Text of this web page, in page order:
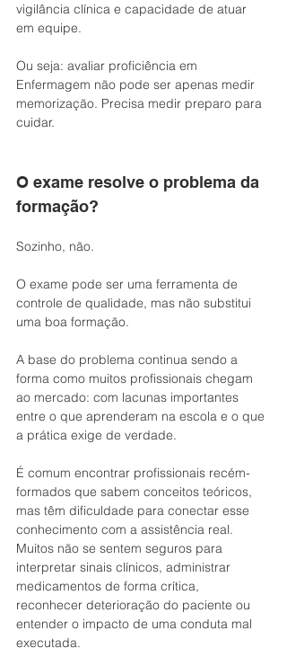
vigilância clínica e capacidade de atuar
em equipe.
Ou seja: avaliar proficiência em
Enfermagem não pode ser apenas medir
memorização. Precisa medir preparo para
cuidar.
O exame resolve o problema da
formação?
Sozinho, não.
O exame pode ser uma ferramenta de
controle de qualidade, mas não substitui
uma boa formação.
A base do problema continua sendo a
forma como muitos profissionais chegam
ao mercado: com lacunas importantes
entre o que aprenderam na escola e o que
a prática exige de verdade.
É comum encontrar profissionais recém-
formados que sabem conceitos teóricos,
mas têm dificuldade para conectar esse
conhecimento com a assistência real.
Muitos não se sentem seguros para
interpretar sinais clínicos, administrar
medicamentos de forma crítica,
reconhecer deterioração do paciente ou
entender o impacto de uma conduta mal
executada.